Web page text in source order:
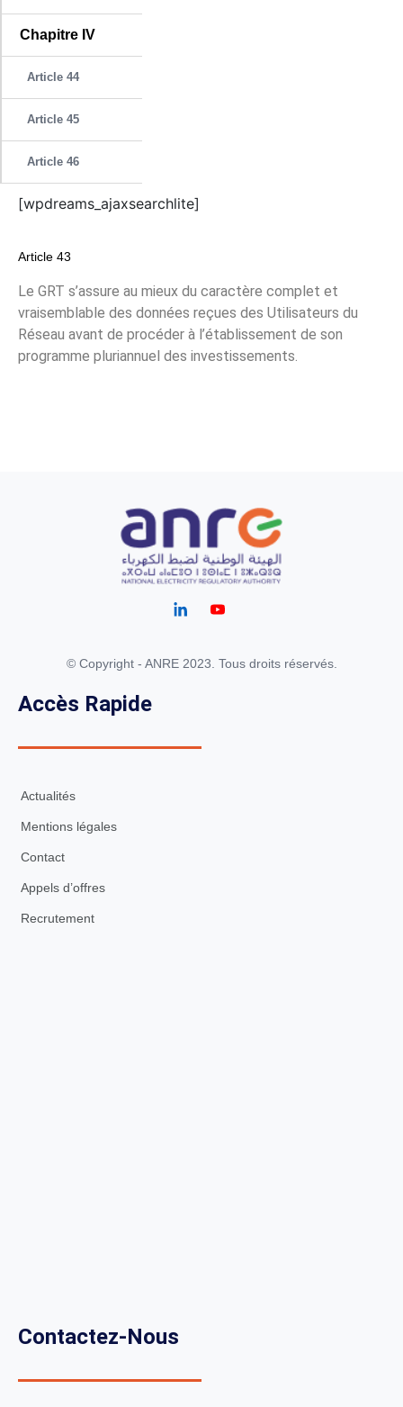
Chapitre IV
Article 44
Article 45
Article 46
[wpdreams_ajaxsearchlite]
Article 43
Le GRT s’assure au mieux du caractère complet et
vraisemblable des données reçues des Utilisateurs du
Réseau avant de procéder à l’établissement de son
programme pluriannuel des investissements.
© Copyright - ANRE 2023. Tous droits réservés.
Accès Rapide
Actualités
Mentions légales
Contact
Appels d’offres
Recrutement
Contactez-Nous